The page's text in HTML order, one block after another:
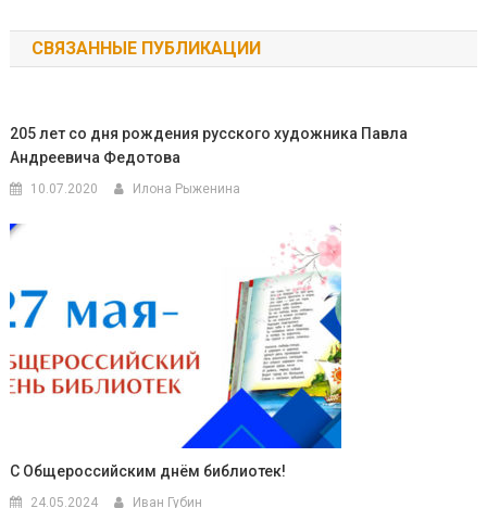
по
записям
СВЯЗАННЫЕ ПУБЛИКАЦИИ
205 лет со дня рождения русского художника Павла
Андреевича Федотова
10.07.2020 Илона Рыженина
С Общероссийским днём библиотек!
24.05.2024 Иван Губин